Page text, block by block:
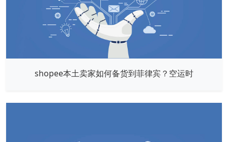
shopee本土卖家如何备货到菲律宾？空运时